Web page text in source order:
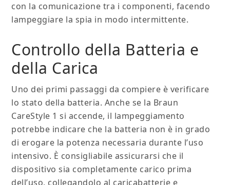
con la comunicazione tra i componenti, facendo
lampeggiare la spia in modo intermittente.
Controllo della Batteria e
della Carica
Uno dei primi passaggi da compiere è verificare
lo stato della batteria. Anche se la Braun
CareStyle 1 si accende, il lampeggiamento
potrebbe indicare che la batteria non è in grado
di erogare la potenza necessaria durante l’uso
intensivo. È consigliabile assicurarsi che il
dispositivo sia completamente carico prima
dell’uso, collegandolo al caricabatterie e